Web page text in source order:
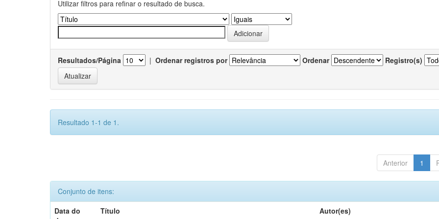
Utilizar filtros para refinar o resultado de busca.
Resultados/Página | Ordenar registros por Ordenar Registro(s)
Resultado 1-1 de 1.
Anterior 1
Conjunto de itens:
Data do
Título Autor(es)